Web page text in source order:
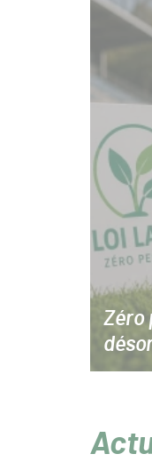
Articles
avant
Zéro